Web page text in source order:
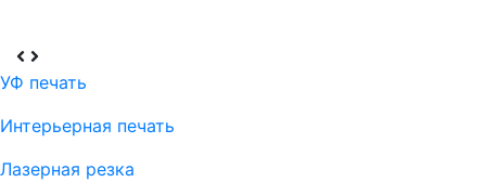
УФ печать
Интерьерная печать
Лазерная резка